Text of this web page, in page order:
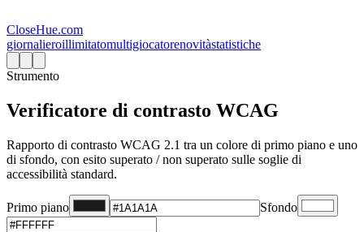
CloseHue.com
giornalieroillimitatomultigiocatorenovitàstatistiche
Strumento
Verificatore di contrasto WCAG
Rapporto di contrasto WCAG 2.1 tra un colore di primo piano e uno
di sfondo, con esito superato / non superato sulle soglie di
accessibilità standard.
Primo piano Sfondo